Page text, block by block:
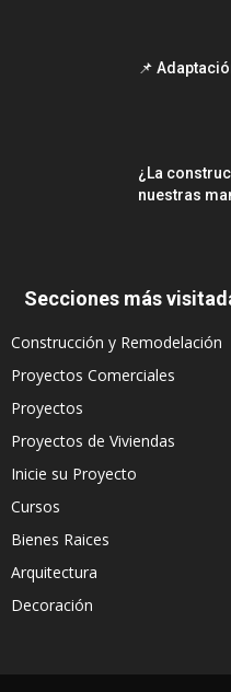
📌
¿La
nuestras
Secciones más
Construcción y Remodelación
Proyectos Comerciales
Proyectos
Proyectos de Viviendas
Inicie su Proyecto
Cursos
Bienes Raices
Arquitectura
Decoración